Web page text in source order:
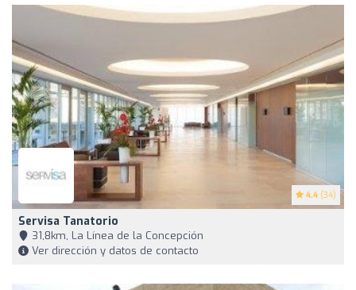
4.4 (34)
Servisa Tanatorio
31,8km, La Línea de la Concepción
Ver dirección y datos de contacto